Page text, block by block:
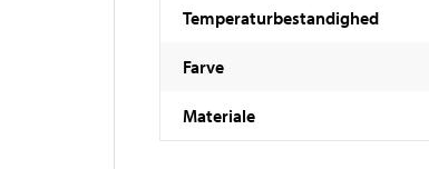
Temperaturbestandighed
Farve
Materiale